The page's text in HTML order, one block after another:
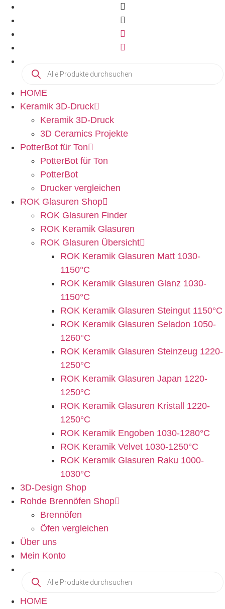
HOME
Keramik 3D-Druck
Keramik 3D-Druck
3D Ceramics Projekte
PotterBot für Ton
PotterBot für Ton
PotterBot
Drucker vergleichen
ROK Glasuren Shop
ROK Glasuren Finder
ROK Keramik Glasuren
ROK Glasuren Übersicht
ROK Keramik Glasuren Matt 1030-
1150°C
ROK Keramik Glasuren Glanz 1030-
1150°C
ROK Keramik Glasuren Steingut 1150°C
ROK Keramik Glasuren Seladon 1050-
1260°C
ROK Keramik Glasuren Steinzeug 1220-
1250°C
ROK Keramik Glasuren Japan 1220-
1250°C
ROK Keramik Glasuren Kristall 1220-
1250°C
ROK Keramik Engoben 1030-1280°C
ROK Keramik Velvet 1030-1250°C
ROK Keramik Glasuren Raku 1000-
1030°C
3D-Design Shop
Rohde Brennöfen Shop
Brennöfen
Öfen vergleichen
Über uns
Mein Konto
HOME